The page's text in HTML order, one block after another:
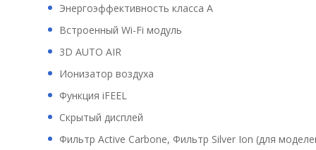
Энергоэффективность класса А
Встроенный Wi-Fi модуль
3D AUTO AIR
Ионизатор воздуха
Функция iFEEL
Скрытый дисплей
Фильтр Active Carbone, Фильтр Silver Ion (для